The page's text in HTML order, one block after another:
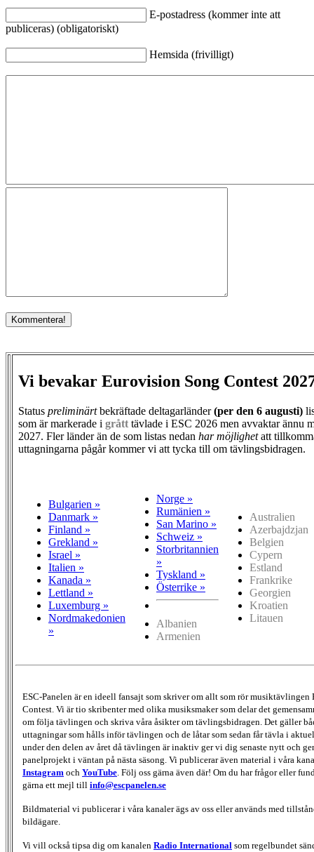
E-postadress (kommer inte att
publiceras) (obligatoriskt)
Hemsida (frivilligt)
Vi bevakar Eurovision Song Contest
Status preliminärtbekräftade deltagarländer(per den 6 augusti)
som är markerade i grått tävlade i ESC 2026 men avvaktar ännu
2027. Fler länder än de som listas nedan har möjlighetatt
uttagningarna pågår kommer vi att tycka till om tävlingsbidragen.
Bulgarien »
Danmark »
Finland »
Grekland »
Israel »
Italien »
Kanada »
Lettland »
Luxemburg »
Nordmakedonien
»
Norge »
Rumänien »
San Marino »
Schweiz »
Storbritannien
»
Tyskland »
Österrike »
Albanien
Armenien
Australien
Azerbajdzjan
Belgien
Cypern
Estland
Frankrike
Georgien
Kroatien
Litauen
ESC-Panelen är en ideell fansajt som skriver om allt som rör musiktävlingen
Contest. Vi är tio skribenter med olika musiksmaker som delar det
om följa tävlingen och skriva våra åsikter om tävlingsbidragen. Det gäller
uttagningar som hålls inför tävlingen och de låtar som sedan får tävla i
under den delen av året då tävlingen är inaktiv ger vi dig senaste nytt och
panelprojekt i väntan på nästa säsong. Vi publicerar även material i våra
Instagram och YouTube. Följ oss gärna även där! Om du har frågor eller
gärna ett mejl till info@escpanelen.se
Bildmaterial vi publicerar i våra kanaler ägs av oss eller används med
bildägare.
Vi vill också tipsa dig om kanalen Radio International som regelbundet